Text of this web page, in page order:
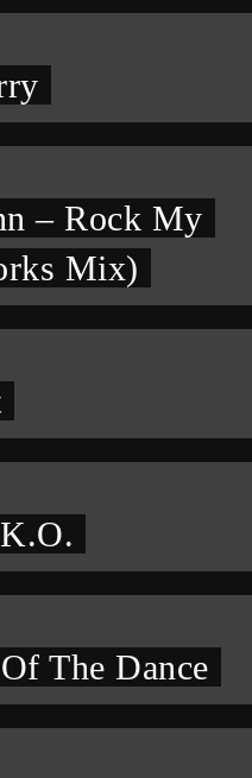
– Rock My
Mix)
The Dance